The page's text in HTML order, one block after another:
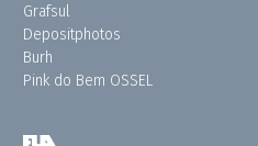
Grafsul
Depositphotos
Burh
Pink do Bem OSSEL